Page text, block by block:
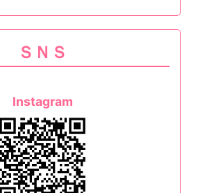
ＳＮＳ
Instagram